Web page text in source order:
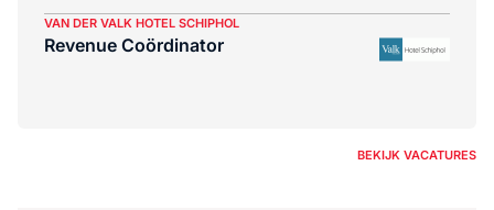
VAN DER VALK HOTEL SCHIPHOL
Revenue Coördinator
BEKIJK VACATURES